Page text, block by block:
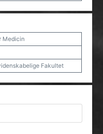
Medicin
Fakultet